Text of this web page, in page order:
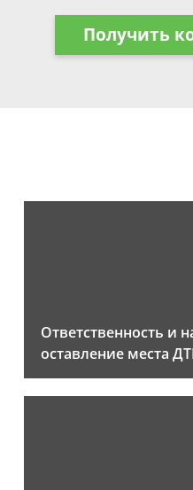
Получить
Ответственность и
оставление места